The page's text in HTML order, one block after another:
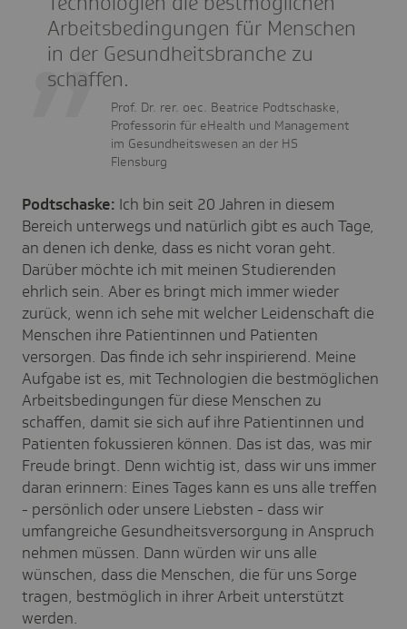
Arbeitsbedingungen für Menschen
in der Gesundheitsbranche zu
schaffen.
Prof. Dr. rer. oec. Beatrice Podtschaske,
Professorin für eHealth und Management
im Gesundheitswesen an der HS
Flensburg
Podtschaske: Ich bin seit 20 Jahren in diesem
Bereich unterwegs und natürlich gibt es auch Tage,
an denen ich denke, dass es nicht voran geht.
Darüber möchte ich mit meinen Studierenden
ehrlich sein. Aber es bringt mich immer wieder
zurück, wenn ich sehe mit welcher Leidenschaft die
Menschen ihre Patientinnen und Patienten
versorgen. Das finde ich sehr inspirierend. Meine
Aufgabe ist es, mit Technologien die bestmöglichen
Arbeitsbedingungen für diese Menschen zu
schaffen, damit sie sich auf ihre Patientinnen und
Patienten fokussieren können. Das ist das, was mir
Freude bringt. Denn wichtig ist, dass wir uns immer
daran erinnern: Eines Tages kann es uns alle treffen
- persönlich oder unsere Liebsten - dass wir
umfangreiche Gesundheitsversorgung in Anspruch
nehmen müssen. Dann würden wir uns alle
wünschen, dass die Menschen, die für uns Sorge
tragen, bestmöglich in ihrer Arbeit unterstützt
werden.